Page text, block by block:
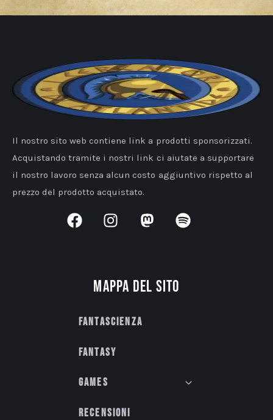
Il nostro sito web contiene link a prodotti sponsorizzati.
Acquistando tramite i nostri link ci aiutate a supportare
il nostro lavoro senza alcun costo aggiuntivo rispetto al
prezzo del prodotto acquistato.
Mappa del sito
Fantascienza
Fantasy
Games
Recensioni